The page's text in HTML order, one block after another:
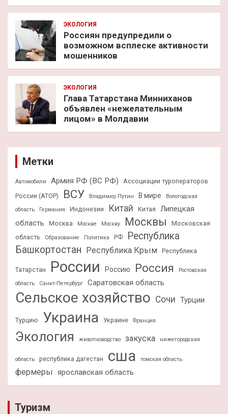
ЭКОЛОГИЯ
Россиян предупредили о
возможном всплеске активности
мошенников
ЭКОЛОГИЯ
Глава Татарстана Минниханов
объявлен «нежелательным
лицом» в Молдавии
Метки
Автомобили Армия РФ (ВС РФ)
Ассоциации туроператоров
России (АТОР)
ВСУ Владимир Путин В мире
Вологодская
область
Германия Индонезии Китай Китая
Липецкая
область
Москва Москве Москву Москвы
Московская
область
Образование Политика РФ
Республика
Башкортостан Республика Крым Республика
Татарстан России Россию Россия
Ростовская
область
Санкт-Петербург Саратовская область
Сельское хозяйство Сочи Турции
Турцию Украина Украине Франция
Экология животноводство закуска нижегородская
область республика дагестан сша томская область
фермеры ярославская область
Туризм